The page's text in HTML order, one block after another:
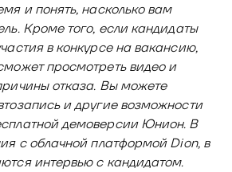
и понять, насколько вам
Кроме того, если кандидаты
в конкурсе на вакансию,
просмотреть видео и
отказа. Вы можете
и другие возможности
демоверсии Юнион. В
с облачной платформой Dion, в
интервью с кандидатом.